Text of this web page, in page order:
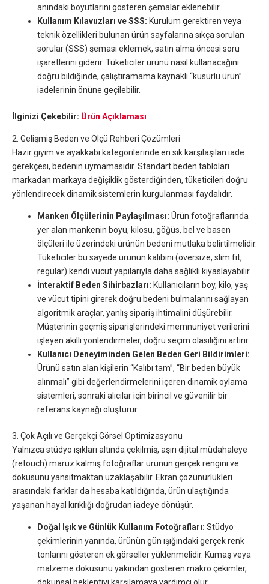
anındaki boyutlarını gösteren şemalar eklenebilir.
Kullanım Kılavuzları ve SSS: Kurulum gerektiren veya
teknik özellikleri bulunan ürün sayfalarına sıkça sorulan
sorular (SSS) şeması eklemek, satın alma öncesi soru
işaretlerini giderir. Tüketiciler ürünü nasıl kullanacağını
doğru bildiğinde, çalıştıramama kaynaklı “kusurlu ürün”
iadelerinin önüne geçilebilir.
İlginizi Çekebilir: Ürün Açıklaması
2. Gelişmiş Beden ve Ölçü Rehberi Çözümleri
Hazır giyim ve ayakkabı kategorilerinde en sık karşılaşılan iade
gerekçesi, bedenin uymamasıdır. Standart beden tabloları
markadan markaya değişiklik gösterdiğinden, tüketicileri doğru
yönlendirecek dinamik sistemlerin kurgulanması faydalıdır.
Manken Ölçülerinin Paylaşılması: Ürün fotoğraflarında
yer alan mankenin boyu, kilosu, göğüs, bel ve basen
ölçüleri ile üzerindeki ürünün bedeni mutlaka belirtilmelidir.
Tüketiciler bu sayede ürünün kalıbını (oversize, slim fit,
regular) kendi vücut yapılarıyla daha sağlıklı kıyaslayabilir.
İnteraktif Beden Sihirbazları: Kullanıcıların boy, kilo, yaş
ve vücut tipini girerek doğru bedeni bulmalarını sağlayan
algoritmik araçlar, yanlış sipariş ihtimalini düşürebilir.
Müşterinin geçmiş siparişlerindeki memnuniyet verilerini
işleyen akıllı yönlendirmeler, doğru seçim olasılığını artırır.
Kullanıcı Deneyiminden Gelen Beden Geri Bildirimleri:
Ürünü satın alan kişilerin “Kalıbı tam”, “Bir beden büyük
alınmalı” gibi değerlendirmelerini içeren dinamik oylama
sistemleri, sonraki alıcılar için birincil ve güvenilir bir
referans kaynağı oluşturur.
3. Çok Açılı ve Gerçekçi Görsel Optimizasyonu
Yalnızca stüdyo ışıkları altında çekilmiş, aşırı dijital müdahaleye
(retouch) maruz kalmış fotoğraflar ürünün gerçek rengini ve
dokusunu yansıtmaktan uzaklaşabilir. Ekran çözünürlükleri
arasındaki farklar da hesaba katıldığında, ürün ulaştığında
yaşanan hayal kırıklığı doğrudan iadeye dönüşür.
Doğal Işık ve Günlük Kullanım Fotoğrafları: Stüdyo
çekimlerinin yanında, ürünün gün ışığındaki gerçek renk
tonlarını gösteren ek görseller yüklenmelidir. Kumaş veya
malzeme dokusunu yakından gösteren makro çekimler,